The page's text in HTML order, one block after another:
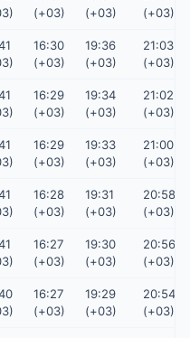
(+03)
(+03)
(+03)
16:30
(+03)
19:36
(+03)
21:03
(+03)
16:29
(+03)
19:34
(+03)
21:02
(+03)
16:29
(+03)
19:33
(+03)
21:00
(+03)
16:28
(+03)
19:31
(+03)
20:58
(+03)
16:27
(+03)
19:30
(+03)
20:56
(+03)
16:27
(+03)
19:29
(+03)
20:54
(+03)